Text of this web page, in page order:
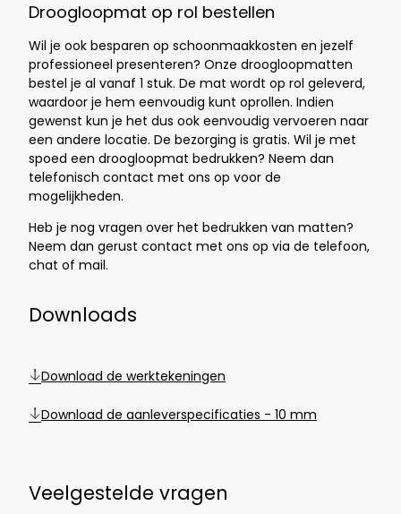
Droogloopmat op rol bestellen
Wil je ook besparen op schoonmaakkosten en jezelf
professioneel presenteren? Onze droogloopmatten
bestel je al vanaf 1 stuk. De mat wordt op rol geleverd,
waardoor je hem eenvoudig kunt oprollen. Indien
gewenst kun je het dus ook eenvoudig vervoeren naar
een andere locatie. De bezorging is gratis. Wil je met
spoed een droogloopmat bedrukken? Neem dan
telefonisch contact met ons op voor de
mogelijkheden.
Heb je nog vragen over het bedrukken van matten?
Neem dan gerust contact met ons op via de telefoon,
chat of mail.
Downloads
Download de werktekeningen
Download de aanleverspecificaties - 10 mm
Veelgestelde vragen